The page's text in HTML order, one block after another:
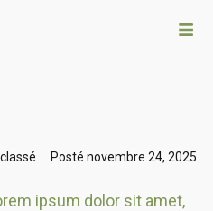
Posté novembre 24, 2025
ipsum dolor sit amet,